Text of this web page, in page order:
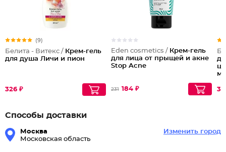
(9)
Белита - Витекс / Крем-гель
для душа Личи и пион
326 ₽
Eden cosmetics / Крем-гель
для лица от прыщей и акне
Stop Acne
231 184 ₽
Способы доставки
Москва
Московская область
Изменить город